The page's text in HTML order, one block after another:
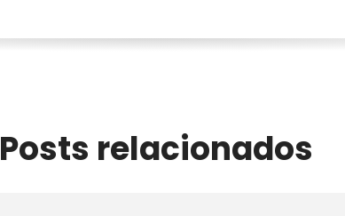
Posts relacionados